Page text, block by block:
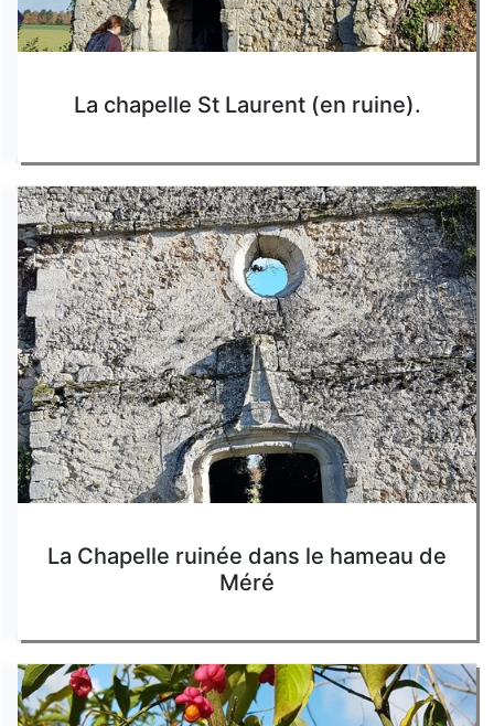
La chapelle St Laurent (en ruine).
La Chapelle ruinée dans le hameau de
Méré